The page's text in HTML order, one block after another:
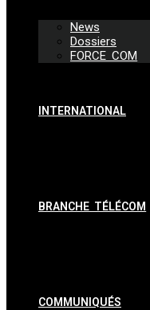
News
Dossiers
FORCE COM
INTERNATIONAL
BRANCHE TÉLÉCOM
COMMUNIQUÉS